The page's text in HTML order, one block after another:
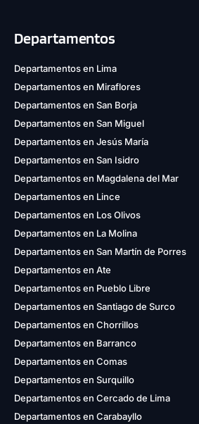
Departamentos
Departamentos en Lima
Departamentos en Miraflores
Departamentos en San Borja
Departamentos en San Miguel
Departamentos en Jesús María
Departamentos en San Isidro
Departamentos en Magdalena del Mar
Departamentos en Lince
Departamentos en Los Olivos
Departamentos en La Molina
Departamentos en San Martín de Porres
Departamentos en Ate
Departamentos en Pueblo Libre
Departamentos en Santiago de Surco
Departamentos en Chorrillos
Departamentos en Barranco
Departamentos en Comas
Departamentos en Surquillo
Departamentos en Cercado de Lima
Departamentos en Carabayllo